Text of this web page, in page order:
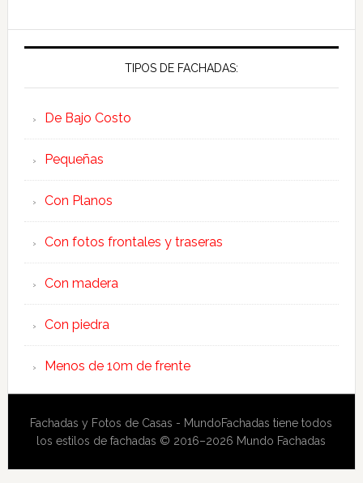
TIPOS DE FACHADAS:
De Bajo Costo
Pequeñas
Con Planos
Con fotos frontales y traseras
Con madera
Con piedra
Menos de 10m de frente
Fachadas y Fotos de Casas - MundoFachadas tiene todos
los estilos de fachadas © 2016–2026 Mundo Fachadas